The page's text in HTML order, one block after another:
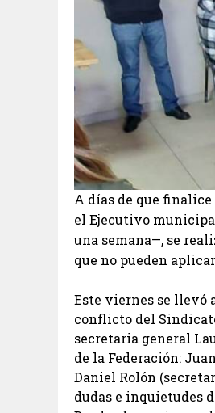
A días de que
el Ejecutivo
una semana—, se
que no pueden
Este viernes se llevó
conflicto del
secretaria general
de la Federación:
Daniel Rolón
dudas e inquietudes